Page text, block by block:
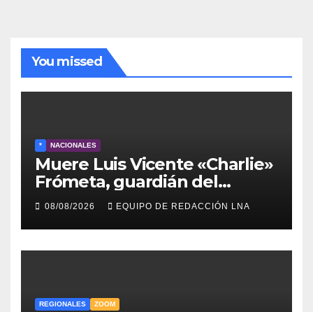
You missed
* NACIONALES
Muere Luis Vicente «Charlie»
Frómeta, guardián del
legado musical de la Billo’s
Caracas Boys
08/08/2026 EQUIPO DE REDACCIÓN LNA
REGIONALES ZOOM